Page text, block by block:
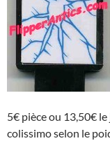
5€ pièce ou 13,50€
colissimo selon le